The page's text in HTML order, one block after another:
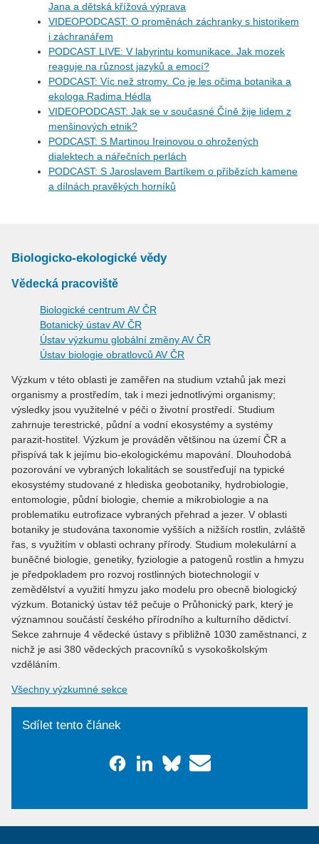
Jana a dětská křížová výprava
VIDEOPODCAST: O proměnách záchranky s historikem
i záchranářem
PODCAST LIVE: V labyrintu komunikace. Jak mozek
reaguje na různost jazyků a emocí?
PODCAST: Víc než stromy. Co je les očima botanika a
ekologa Radima Hédla
VIDEOPODCAST: Jak se v současné Číně žije lidem z
menšinových etnik?
PODCAST: S Martinou Ireinovou o ohrožených
dialektech a nářečních perlách
PODCAST: S Jaroslavem Bartíkem o příbězích kamene
a dílnách pravěkých horníků
Biologicko-ekologické vědy
Vědecká pracoviště
Biologické centrum AV ČR
Botanický ústav AV ČR
Ústav výzkumu globální změny AV ČR
Ústav biologie obratlovců AV ČR
Výzkum v této oblasti je zaměřen na studium vztahů jak mezi
organismy a prostředím, tak i mezi jednotlivými organismy;
výsledky jsou využitelné v péči o životní prostředí. Studium
zahrnuje terestrické, půdní a vodní ekosystémy a systémy
parazit-hostitel. Výzkum je prováděn většinou na území ČR a
přispívá tak k jejímu bio-ekologickému mapování. Dlouhodobá
pozorování ve vybraných lokalitách se soustřeďují na typické
ekosystémy studované z hlediska geobotaniky, hydrobiologie,
entomologie, půdní biologie, chemie a mikrobiologie a na
problematiku eutrofizace vybraných přehrad a jezer. V oblasti
botaniky je studována taxonomie vyšších a nižších rostlin, zvláště
řas, s využitím v oblasti ochrany přírody. Studium molekulární a
buněčné biologie, genetiky, fyziologie a patogenů rostlin a hmyzu
je předpokladem pro rozvoj rostlinných biotechnologií v
zemědělství a využití hmyzu jako modelu pro obecně biologický
výzkum. Botanický ústav též pečuje o Průhonický park, který je
významnou součástí českého přírodního a kulturního dědictví.
Sekce zahrnuje 4 vědecké ústavy s přibližně 1030 zaměstnanci, z
nichž je asi 380 vědeckých pracovníků s vysokoškolským
vzděláním.
Všechny výzkumné sekce
Sdílet tento článek